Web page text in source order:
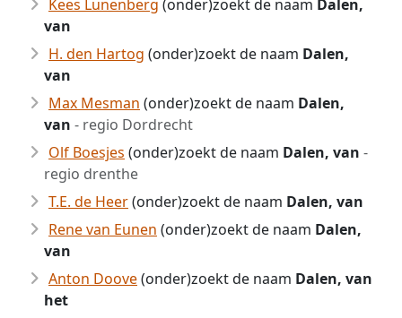
Kees Lunenberg (onder)zoekt de naam Dalen,
van
H. den Hartog (onder)zoekt de naam Dalen,
van
Max Mesman (onder)zoekt de naam Dalen,
van - regio Dordrecht
Olf Boesjes (onder)zoekt de naam Dalen, van -
regio drenthe
T.E. de Heer(onder)zoekt de naam Dalen, van
Rene van Eunen (onder)zoekt de naam Dalen,
van
Anton Doove(onder)zoekt de naam Dalen, van
het